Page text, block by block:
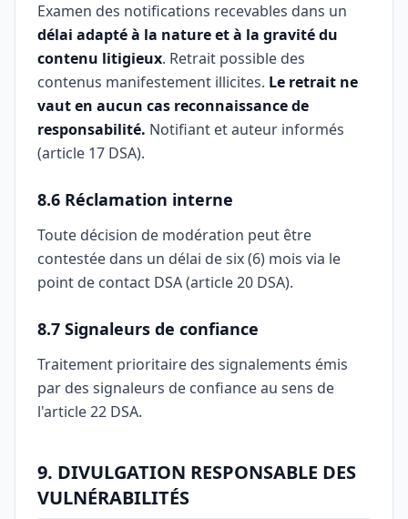
Examen des notifications recevables dans un
délai adapté à la nature et à la gravité du
contenu litigieux. Retrait possible des
contenus manifestement illicites. Le retrait ne
vaut en aucun cas reconnaissance de
responsabilité. Notifiant et auteur informés
(article 17 DSA).
8.6 Réclamation interne
Toute décision de modération peut être
contestée dans un délai de six (6) mois via le
point de contact DSA (article 20 DSA).
8.7 Signaleurs de confiance
Traitement prioritaire des signalements émis
par des signaleurs de confiance au sens de
l'article 22 DSA.
9. DIVULGATION RESPONSABLE DES
VULNÉRABILITÉS